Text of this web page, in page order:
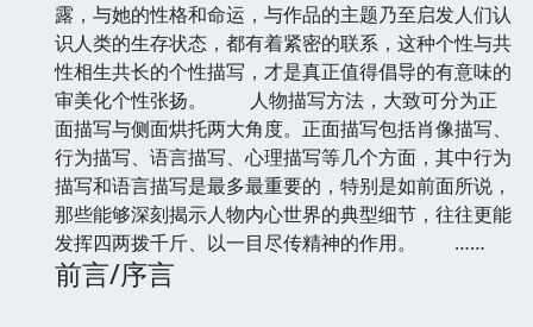
露，与她的性格和命运，与作品的主题乃至启发人们认
识人类的生存状态，都有着紧密的联系，这种个性与共
性相生共长的个性描写，才是真正值得倡导的有意味的
审美化个性张扬。 人物描写方法，大致可分为正
面描写与侧面烘托两大角度。正面描写包括肖像描写、
行为描写、语言描写、心理描写等几个方面，其中行为
描写和语言描写是最多最重要的，特别是如前面所说，
那些能够深刻揭示人物内心世界的典型细节，往往更能
发挥四两拨千斤、以一目尽传精神的作用。 ……
前言/序言